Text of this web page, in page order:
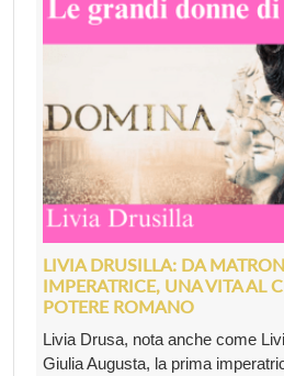
LIVIA DRUSILLA: DA
IMPERATRICE, UNA VITA AL
POTERE ROMANO
Livia Drusa, nota anche come
Giulia Augusta, la prima